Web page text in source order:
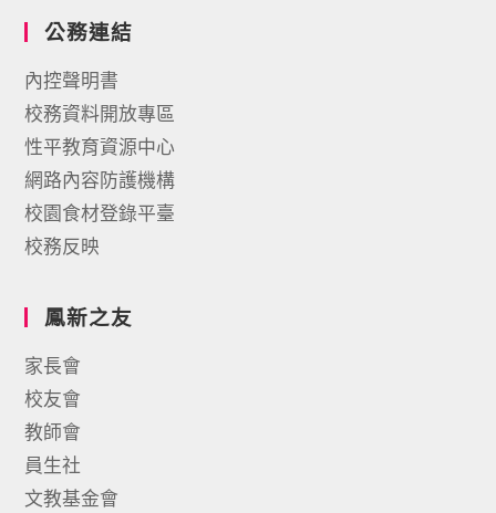
公務連結
內控聲明書
校務資料開放專區
性平教育資源中心
網路內容防護機構
校園食材登錄平臺
校務反映
鳳新之友
家長會
校友會
教師會
員生社
文教基金會